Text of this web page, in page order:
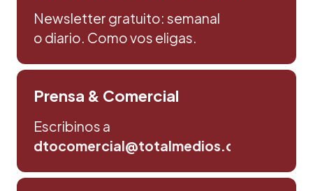
Newsletter gratuito: semanal
o diario. Como vos eligas.
Prensa & Comercial
Escribinos a
dtocomercial@totalmedios.com